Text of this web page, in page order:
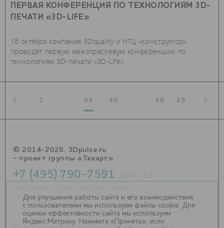
ПЕРВАЯ КОНФЕРЕНЦИЯ ПО ТЕХНОЛОГИЯМ 3D-
ПЕЧАТИ «3D-LIFE»
18 октября компания 3Dquality и НТЦ «Конструктор»
проводят первую межотраслевую конференцию по
технологиям 3D-печати «3D-Life».
1 ... 44 46 ... 48 49
© 2014-2026. 3Dpulse.ru
- проект группы «Текарт»
+7 (495) 790-7591
https://t.me/Techart_CaseStudy
Для улучшения работы сайта и его взаимодействия
с пользователями мы используем файлы cookie. Для
оценки эффективности сайта мы используем
Яндекс.Метрику. Нажмите «Принять», если